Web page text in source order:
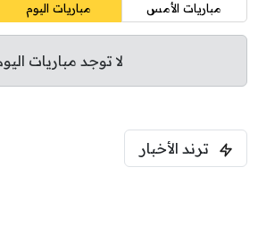
مباريات الأمس مباريات اليوم
لا توجد مباريات
ترند الأخبار